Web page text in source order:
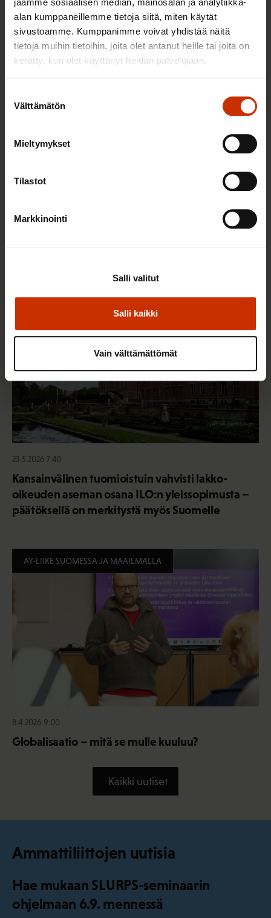
jaamme sosiaalisen median, mainosalan ja analytiikka-
alan kumppaneillemme tietoja siitä, miten käytät
sivustoamme. Kumppanimme voivat yhdistää näitä
tietoja muihin tietoihin, joita olet antanut heille tai joita on
kerätty, kun olet käyttänyt heidän palvelujaan.
valinta
Välttämätön
Mieltymykset
Tilastot
Markkinointi
Salli kaikki
Salli valitut
Vain välttämättömät
Sinua saattaa myös kiinnostaa
AY-LIIKE SUOMESSA JA MAAILMALLA
Työelämän ammattilaiset: Panemme olutta,
jonka takana voimme ylpeänä seisoa
AY-LIIKE SUOMESSA JA MAAILMALLA
23.5.2026 7:40
Kansainvälinen tuomioistuin vahvisti lakko-
oikeuden aseman osana ILO:n yleissopimusta –
päätöksellä on merkitystä myös Suomelle
AY-LIIKE SUOMESSA JA MAAILMALLA
8.4.2026 9:00
Globalisaatio – mitä se mulle kuuluu?
Kaikki uutiset
Ammattiliittojen uutisia
Hae mukaan SLURPS-seminaarin
ohjelmaan 6.9. mennessä